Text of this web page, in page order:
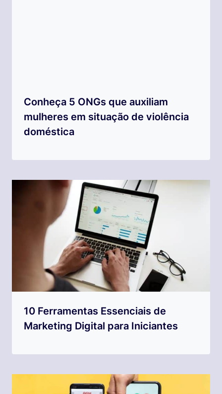
Conheça 5 ONGs que auxiliam
mulheres em situação de violência
doméstica
10 Ferramentas Essenciais de
Marketing Digital para Iniciantes